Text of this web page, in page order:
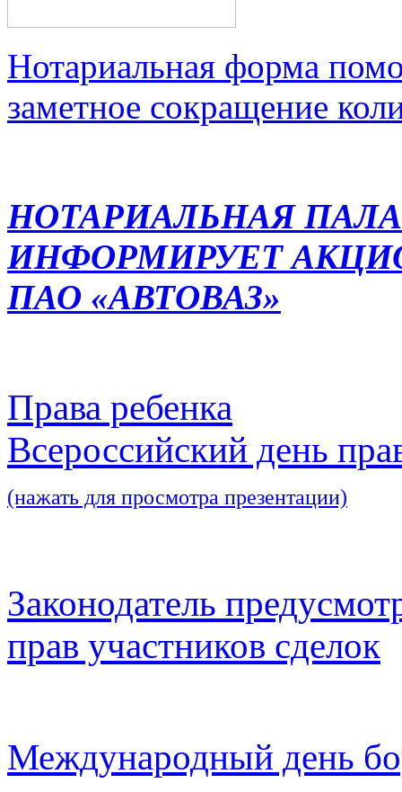
Нотариальная форма
заметное сокращение
НОТАРИАЛЬНАЯ
ИНФОРМИРУЕТ
ПАО «АВТОВАЗ»
Права ребенка
Всероссийский день
(нажать для просмотра презентации)
Законодатель
прав участников сделок
Международный день